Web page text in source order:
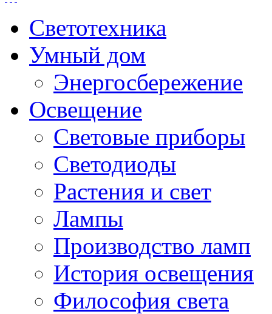
Светотехника
Умный дом
Энергосбережение
Освещение
Световые приборы
Светодиоды
Растения и свет
Лампы
Производство ламп
История освещения
Философия света